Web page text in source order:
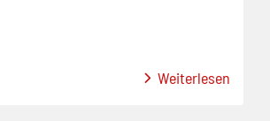
Weiterlesen